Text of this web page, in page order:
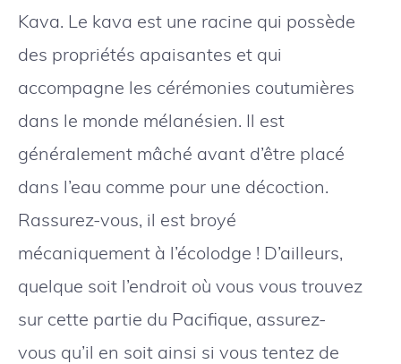
Kava. Le kava est une racine qui possède
des propriétés apaisantes et qui
accompagne les cérémonies coutumières
dans le monde mélanésien. Il est
généralement mâché avant d’être placé
dans l’eau comme pour une décoction.
Rassurez-vous, il est broyé
mécaniquement à l’écolodge ! D’ailleurs,
quelque soit l’endroit où vous vous trouvez
sur cette partie du Pacifique, assurez-
vous qu’il en soit ainsi si vous tentez de